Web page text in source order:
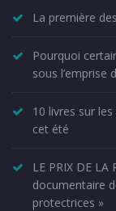
La première
Pourquoi
sous l’emprise
10 livres sur
cet été
LE PRIX DE
documentaire
protectrices »